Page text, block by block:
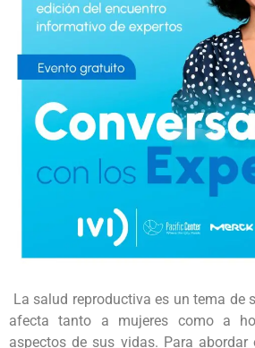
La salud reproductiva es un tema de
afecta tanto a mujeres como a
aspectos de sus vidas. Para abordar